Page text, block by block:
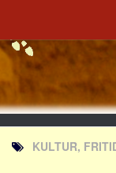
Portal
Udvandrerne.dk
Utvandrerne.no
Utvandrarna.se
Tyskland.dk
KULTUR,